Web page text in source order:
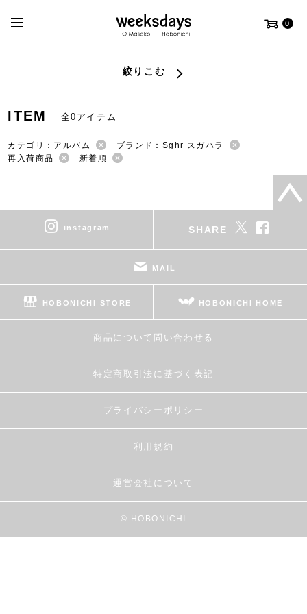
0
絞りこむ
ITEM 全0アイテム
カテゴリ：アルバム
ブランド：Sghr スガハラ
再入荷商品
新着順
instagram SHARE
MAIL
HOBONICHI STORE HOBONICHI HOME
商品について問い合わせる
特定商取引法に基づく表記
プライバシーポリシー
利用規約
運営会社について
© HOBONICHI